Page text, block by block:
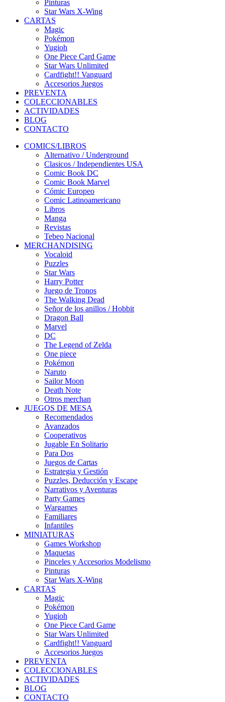
Pinturas
Star Wars X-Wing
CARTAS
Magic
Pokémon
Yugioh
One Piece Card Game
Star Wars Unlimited
Cardfight!! Vanguard
Accesorios Juegos
PREVENTA
COLECCIONABLES
ACTIVIDADES
BLOG
CONTACTO
COMICS/LIBROS
Alternativo / Underground
Clasicos / Independientes USA
Comic Book DC
Comic Book Marvel
Cómic Europeo
Comic Latinoamericano
Libros
Manga
Revistas
Tebeo Nacional
MERCHANDISING
Vocaloid
Puzzles
Star Wars
Harry Potter
Juego de Tronos
The Walking Dead
Señor de los anillos / Hobbit
Dragon Ball
Marvel
DC
The Legend of Zelda
One piece
Pokémon
Naruto
Sailor Moon
Death Note
Otros merchan
JUEGOS DE MESA
Recomendados
Avanzados
Cooperativos
Jugable En Solitario
Para Dos
Juegos de Cartas
Estrategia y Gestión
Puzzles, Deducción y Escape
Narrativos y Aventuras
Party Games
Wargames
Familiares
Infantiles
MINIATURAS
Games Workshop
Maquetas
Pinceles y Accesorios Modelismo
Pinturas
Star Wars X-Wing
CARTAS
Magic
Pokémon
Yugioh
One Piece Card Game
Star Wars Unlimited
Cardfight!! Vanguard
Accesorios Juegos
PREVENTA
COLECCIONABLES
ACTIVIDADES
BLOG
CONTACTO